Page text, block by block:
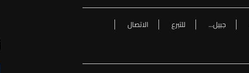
جبيل... للتبرع
الاتصال